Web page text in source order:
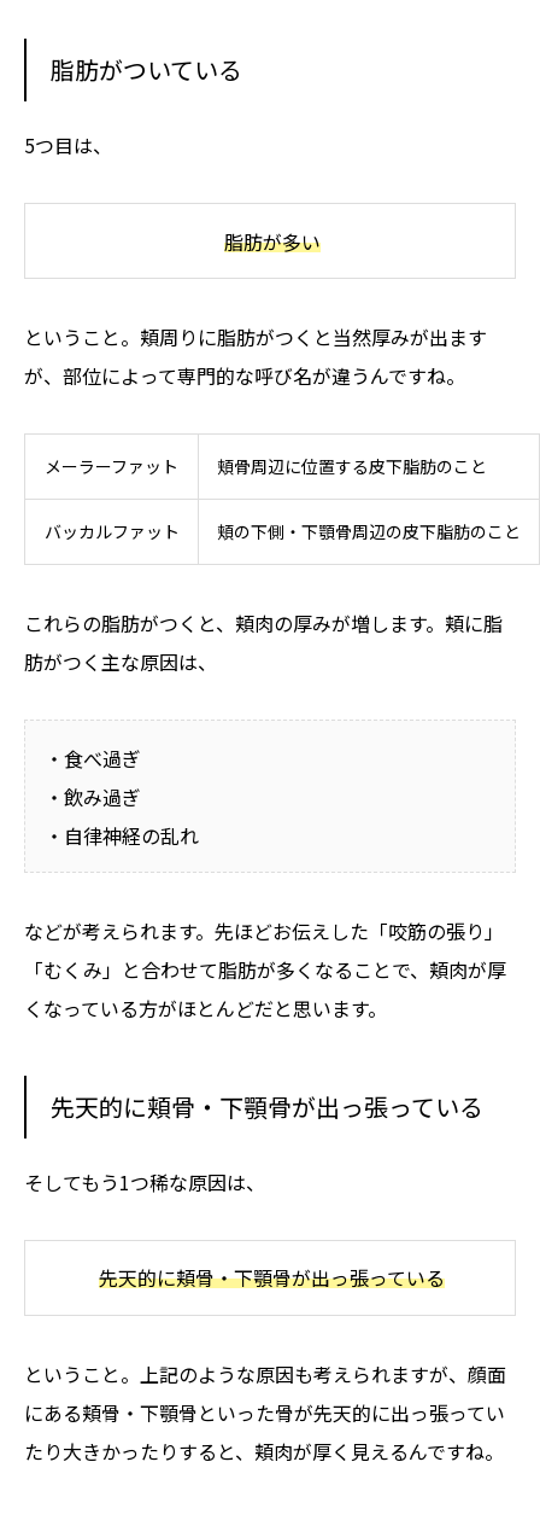
脂肪がついている
5つ目は、
脂肪が多い
ということ。頬周りに脂肪がつくと当然厚みが出ます
が、部位によって専門的な呼び名が違うんですね。
メーラーファット 頬骨周辺に位置する皮下脂肪のこと
バッカルファット 頬の下側・下顎骨周辺の皮下脂肪のこと
これらの脂肪がつくと、頬肉の厚みが増します。頬に脂
肪がつく主な原因は、
・食べ過ぎ
・飲み過ぎ
・自律神経の乱れ
などが考えられます。先ほどお伝えした「咬筋の張り」
「むくみ」と合わせて脂肪が多くなることで、頬肉が厚
くなっている方がほとんどだと思います。
先天的に頬骨・下顎骨が出っ張っている
そしてもう1つ稀な原因は、
先天的に頬骨・下顎骨が出っ張っている
ということ。上記のような原因も考えられますが、顔面
にある頬骨・下顎骨といった骨が先天的に出っ張ってい
たり大きかったりすると、頬肉が厚く見えるんですね。